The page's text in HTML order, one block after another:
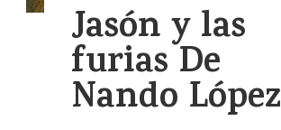
Jasón y las
furias De
Nando López